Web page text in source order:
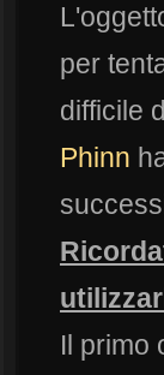
per
difficile
Phinn
Il primo